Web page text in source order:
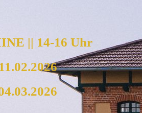
|| 14-16 Uhr
11.02.2026